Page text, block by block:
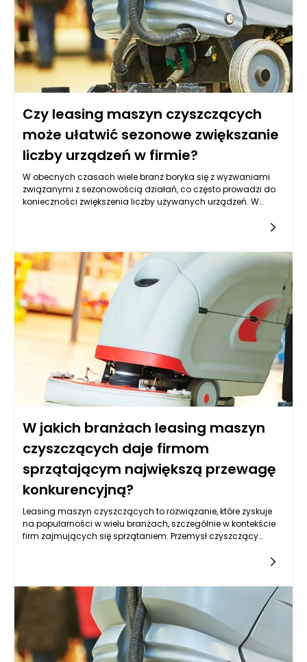
Czy leasing maszyn czyszczących
może ułatwić sezonowe zwiększanie
liczby urządzeń w firmie?
W obecnych czasach wiele branż boryka się z wyzwaniami
związanymi z sezonowością działań, co często prowadzi do
konieczności zwiększenia liczby używanych urządzeń. W
porach roku, takich jak wiosenne porządki czy sezon letnich
festynów i imprez. Leasing maszyn czyszczących staje się
coraz bardziej popularnym rozwiązaniem, które oferuje
elastyczność oraz oszczędności, a co za tym idzie, może w
znaczący sposób ułatwić tym firmom zwiększanie liczby
urządzeń w sezonie. Wprowadzenie leasingu maszyn
czyszczących do strategii operacyjnej firmy może przyczynić
się także do poprawy efektywności i jakości świadczonych
W jakich branżach leasing maszyn
czyszczących daje firmom
sprzątającym największą przewagę
konkurencyjną?
Leasing maszyn czyszczących to rozwiązanie, które zyskuje
na popularności w wielu branżach, szczególnie w kontekście
firm zajmujących się sprzątaniem. Przemysł czyszczący
konkretnych branżach leasing maszyn czyszczących może
przynieść największe korzyści i przewagę konkurencyjną dla
firm sprzątających.